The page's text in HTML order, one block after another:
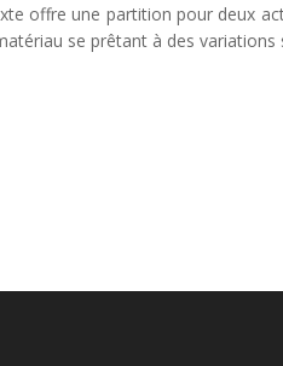
offre une partition pour deux
se prêtant à des variations